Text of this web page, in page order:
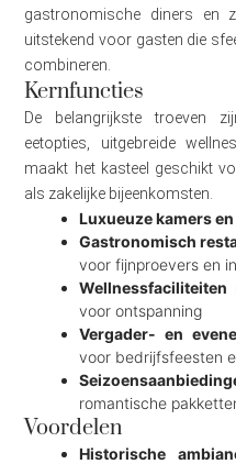
gastronomische diners en
uitstekend voor gasten die
combineren.
Kernfuncties
De belangrijkste troeven
eetopties, uitgebreide
maakt het kasteel geschikt
als zakelijke bijeenkomsten.
Luxueuze kamers
Gastronomisch
voor fijnproevers en
Wellnessfaciliteiten
voor ontspanning
Vergader- en
voor bedrijfsfeesten
romantische
Voordelen
Historische